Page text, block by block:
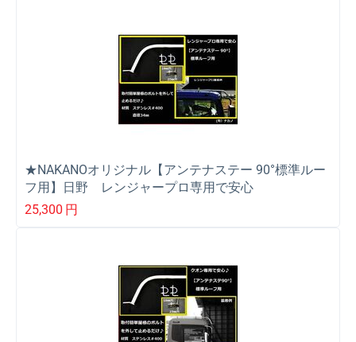
★NAKANOオリジナル【アンテナステー 90°標準ルー
フ用】日野 レンジャープロ専用で安心
25,300 円